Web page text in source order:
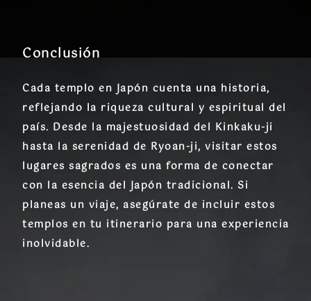
Conclusión
Cada templo en Japón cuenta una historia,
reflejando la riqueza cultural y espiritual del
país. Desde la majestuosidad del Kinkaku-ji
hasta la serenidad de Ryoan-ji, visitar estos
lugares sagrados es una forma de conectar
con la esencia del Japón tradicional. Si
planeas un viaje, asegúrate de incluir estos
templos en tu itinerario para una experiencia
inolvidable.